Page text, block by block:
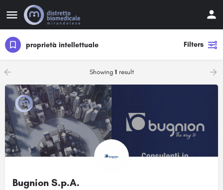
proprietà intellettuale Filters
Showing 1 result
Bugnion S.p.A.